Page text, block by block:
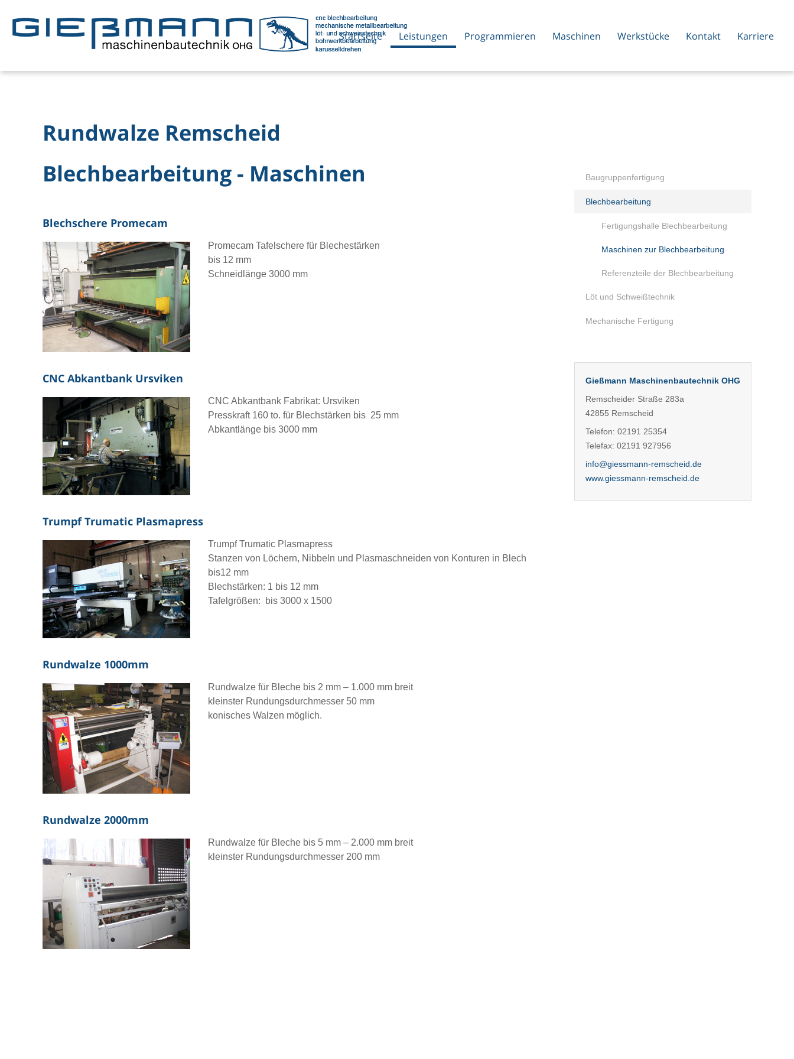
Startseite Leistungen Programmieren Maschinen Werkstücke Kontakt Karriere
Baugruppenfertigung
Blechbearbeitung
Fertigungshalle Blechbearbeitung
Maschinen zur Blechbearbeitung
Referenzteile der Blechbearbeitung
Löt und Schweißtechnik
Mechanische Fertigung
Gießmann Maschinenbautechnik OHG
Remscheider Straße 283a
42855 Remscheid
Telefon: 02191 25354
Telefax: 02191 927956
info@giessmann-remscheid.de
www.giessmann-remscheid.de
Rundwalze Remscheid
Blechbearbeitung - Maschinen
Blechschere Promecam
Promecam Tafelschere für Blechestärken
bis 12 mm
Schneidlänge 3000 mm
CNC Abkantbank Ursviken
CNC Abkantbank Fabrikat: Ursviken
Presskraft 160 to. für Blechstärken bis 25 mm
Abkantlänge bis 3000 mm
Trumpf Trumatic Plasmapress
Trumpf Trumatic Plasmapress
Stanzen von Löchern, Nibbeln und Plasmaschneiden von Konturen in Blech
bis12 mm
Blechstärken: 1 bis 12 mm
Tafelgrößen: bis 3000 x 1500
Rundwalze 1000mm
Rundwalze für Bleche bis 2 mm – 1.000 mm breit
kleinster Rundungsdurchmesser 50 mm
konisches Walzen möglich.
Rundwalze 2000mm
Rundwalze für Bleche bis 5 mm – 2.000 mm breit
kleinster Rundungsdurchmesser 200 mm